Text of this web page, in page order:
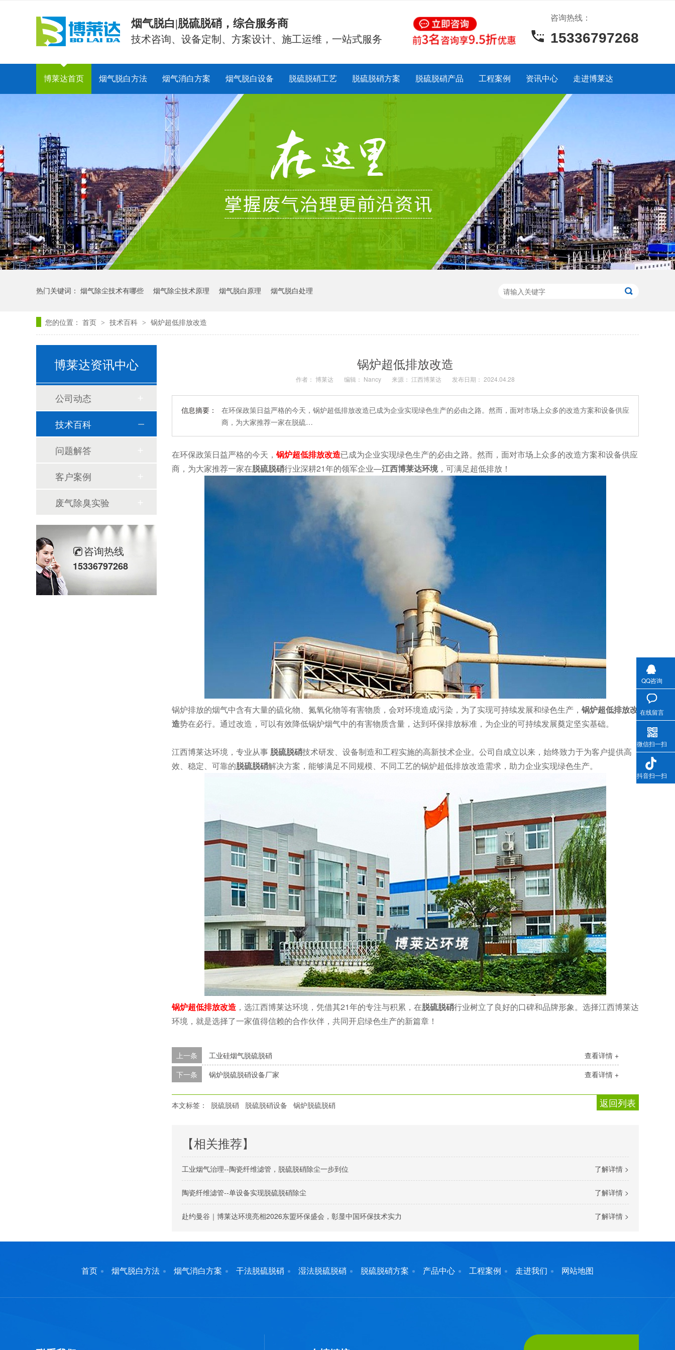
烟气脱白|脱硫脱硝，综合服务商
技术咨询、设备定制、方案设计、施工运维，一站式服务
咨询热线：
15336797268
博莱达首页 烟气脱白方法 烟气消白方案 烟气脱白设备 脱硫脱硝工艺 脱硫脱硝方案 脱硫脱硝产品 工程案例 资讯中心 走进博莱达
热门关键词： 烟气除尘技术有哪些 烟气除尘技术原理 烟气脱白原理 烟气脱白处理
您的位置： 首页 > 技术百科 > 锅炉超低排放改造
锅炉超低排放改造
作者： 博莱达 编辑： Nancy 来源： 江西博莱达 发布日期： 2024.04.28
信息摘要：
在环保政策日益严格的今天，锅炉超低排放改造已成为企业实现绿色生产的必由之路。然而，面对市场上众多的改造方案和设备供应
商，为大家推荐一家在脱硫…
在环保政策日益严格的今天，锅炉超低排放改造已成为企业实现绿色生产的必由之路。然而，面对市场上众多的改造方案和设备供应
商，为大家推荐一家在脱硫脱硝行业深耕21年的领军企业—江西博莱达环境，可满足超低排放！
锅炉排放的烟气中含有大量的硫化物、氮氧化物等有害物质，会对环境造成污染，为了实现可持续发展和绿色生产， 锅炉超低排放改
造势在必行。通过改造，可以有效降低锅炉烟气中的有害物质含量，达到环保排放标准，为企业的可持续发展奠定坚实基础。
江西博莱达环境，专业从事 脱硫脱硝技术研发、设备制造和工程实施的高新技术企业。公司自成立以来，始终致力于为客户提供高
效、稳定、可靠的脱硫脱硝解决方案，能够满足不同规模、不同工艺的锅炉超低排放改造需求，助力企业实现绿色生产。
锅炉超低排放改造 ，选江西博莱达环境，凭借其21年的专注与积累，在脱硫脱硝行业树立了良好的口碑和品牌形象。选择江西博莱达
环境，就是选择了一家值得信赖的合作伙伴，共同开启绿色生产的新篇章！
查看详情 +
上一条
工业硅烟气脱硫脱硝
查看详情 +
下一条 锅炉脱硫脱硝设备厂家
返回列表
本文标签： 脱硫脱硝 脱硫脱硝设备 锅炉脱硫脱硝
【相关推荐】
了解详情 >
工业烟气治理--陶瓷纤维滤管，脱硫脱硝除尘一步到位
了解详情 >
陶瓷纤维滤管--单设备实现脱硫脱硝除尘
了解详情 >
赴约曼谷｜博莱达环境亮相2026东盟环保盛会，彰显中国环保技术实力
博莱达资讯中心
公司动态
技术百科
问题解答
客户案例
废气除臭实验
咨询热线
15336797268
首页 烟气脱白方法 烟气消白方案 干法脱硫脱硝 湿法脱硫脱硝 脱硫脱硝方案 产品中心 工程案例 走进我们 网站地图
QQ咨询
在线留言
微信扫一扫
抖音扫一扫